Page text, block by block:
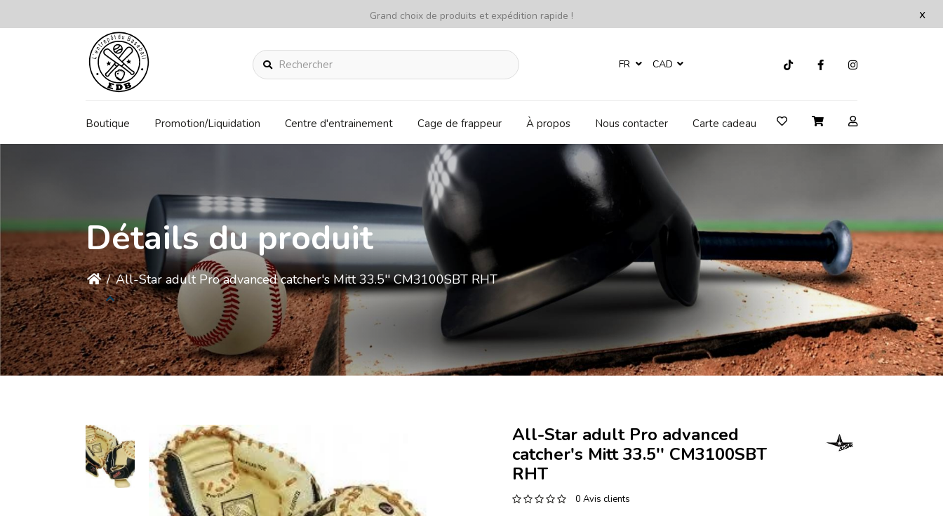
x
Grand choix de produits et expédition rapide !
Rechercher FR CAD
Boutique Promotion/Liquidation Centre d'entrainement Cage de frappeur À propos Nous contacter Carte cadeau
Détails du produit
/ All-Star adult Pro advanced catcher's Mitt 33.5'' CM3100SBT RHT
All-Star adult Pro advanced
catcher's Mitt 33.5'' CM3100SBT
RHT
0 Avis clients